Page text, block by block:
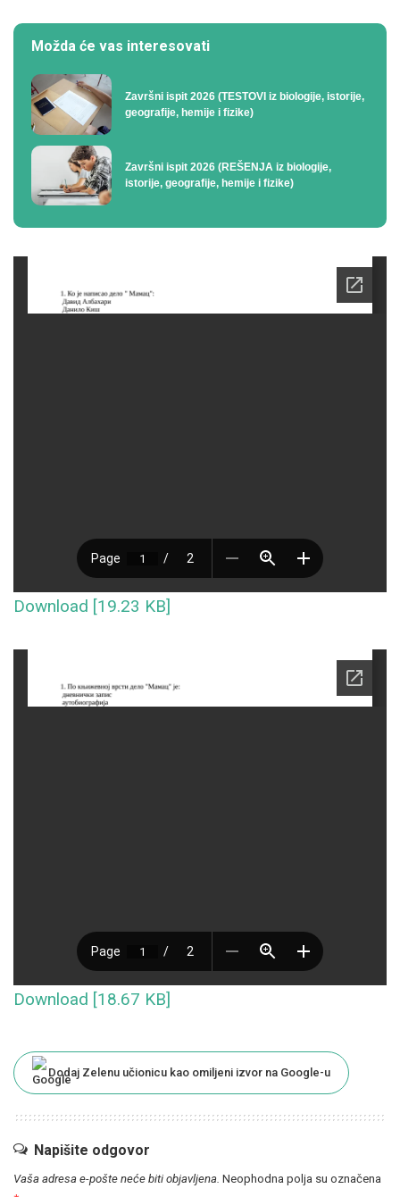
Možda će vas interesovati
Završni ispit 2026 (TESTOVI iz biologije, istorije,
geografije, hemije i fizike)
Završni ispit 2026 (REŠENJA iz biologije,
istorije, geografije, hemije i fizike)
Download [19.23 KB]
Download [18.67 KB]
Dodaj Zelenu učionicu kao omiljeni izvor na Google-u
Napišite odgovor
Vaša adresa e-pošte neće biti objavljena. Neophodna polja su označena